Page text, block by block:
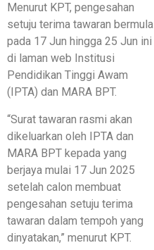
Menurut KPT, pengesahan
setuju terima tawaran bermula
pada 17 Jun hingga 25 Jun ini
di laman web Institusi
Pendidikan Tinggi Awam
(IPTA) dan MARA BPT.
“Surat tawaran rasmi akan
dikeluarkan oleh IPTA dan
MARA BPT kepada yang
berjaya mulai 17 Jun 2025
setelah calon membuat
pengesahan setuju terima
tawaran dalam tempoh yang
dinyatakan,” menurut KPT.